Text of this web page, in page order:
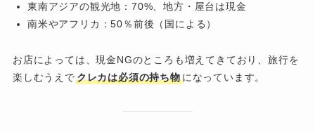
東南アジアの観光地：70%、地方・屋台は現金
南米やアフリカ：50％前後（国による）
お店によっては、現金NGのところも増えてきており、旅行を
楽しむうえでクレカは必須の持ち物になっています。